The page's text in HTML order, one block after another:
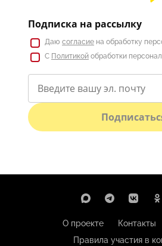
Подписка на рассылку
Даю согласие на обработку
С Политикой обработки
О проекте Контакты
Правила участия в